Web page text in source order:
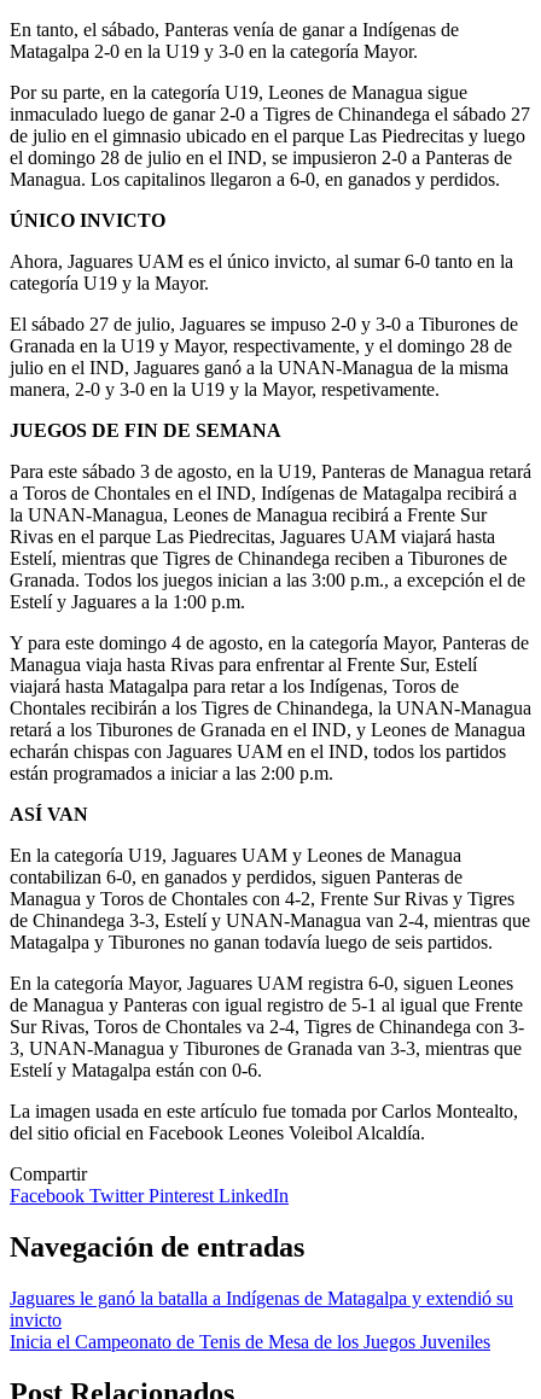
En tanto, el sábado, Panteras venía de ganar a Indígenas de
Matagalpa 2-0 en la U19 y 3-0 en la categoría Mayor.
Por su parte, en la categoría U19, Leones de Managua sigue
inmaculado luego de ganar 2-0 a Tigres de Chinandega el sábado 27
de julio en el gimnasio ubicado en el parque Las Piedrecitas y luego
el domingo 28 de julio en el IND, se impusieron 2-0 a Panteras de
Managua. Los capitalinos llegaron a 6-0, en ganados y perdidos.
ÚNICO INVICTO
Ahora, Jaguares UAM es el único invicto, al sumar 6-0 tanto en la
categoría U19 y la Mayor.
El sábado 27 de julio, Jaguares se impuso 2-0 y 3-0 a Tiburones de
Granada en la U19 y Mayor, respectivamente, y el domingo 28 de
julio en el IND, Jaguares ganó a la UNAN-Managua de la misma
manera, 2-0 y 3-0 en la U19 y la Mayor, respetivamente.
JUEGOS DE FIN DE SEMANA
Para este sábado 3 de agosto, en la U19, Panteras de Managua retará
a Toros de Chontales en el IND, Indígenas de Matagalpa recibirá a
la UNAN-Managua, Leones de Managua recibirá a Frente Sur
Rivas en el parque Las Piedrecitas, Jaguares UAM viajará hasta
Estelí, mientras que Tigres de Chinandega reciben a Tiburones de
Granada. Todos los juegos inician a las 3:00 p.m., a excepción el de
Estelí y Jaguares a la 1:00 p.m.
Y para este domingo 4 de agosto, en la categoría Mayor, Panteras de
Managua viaja hasta Rivas para enfrentar al Frente Sur, Estelí
viajará hasta Matagalpa para retar a los Indígenas, Toros de
Chontales recibirán a los Tigres de Chinandega, la UNAN-Managua
retará a los Tiburones de Granada en el IND, y Leones de Managua
echarán chispas con Jaguares UAM en el IND, todos los partidos
están programados a iniciar a las 2:00 p.m.
ASÍ VAN
En la categoría U19, Jaguares UAM y Leones de Managua
contabilizan 6-0, en ganados y perdidos, siguen Panteras de
Managua y Toros de Chontales con 4-2, Frente Sur Rivas y Tigres
de Chinandega 3-3, Estelí y UNAN-Managua van 2-4, mientras que
Matagalpa y Tiburones no ganan todavía luego de seis partidos.
En la categoría Mayor, Jaguares UAM registra 6-0, siguen Leones
de Managua y Panteras con igual registro de 5-1 al igual que Frente
Sur Rivas, Toros de Chontales va 2-4, Tigres de Chinandega con 3-
3, UNAN-Managua y Tiburones de Granada van 3-3, mientras que
Estelí y Matagalpa están con 0-6.
La imagen usada en este artículo fue tomada por Carlos Montealto,
del sitio oficial en Facebook Leones Voleibol Alcaldía.
Compartir
Facebook TwitterPinterest LinkedIn
Navegación de entradas
Jaguares le ganó la batalla a Indígenas de Matagalpa y extendió su
invicto
Inicia el Campeonato de Tenis de Mesa de los Juegos Juveniles
Post Relacionados